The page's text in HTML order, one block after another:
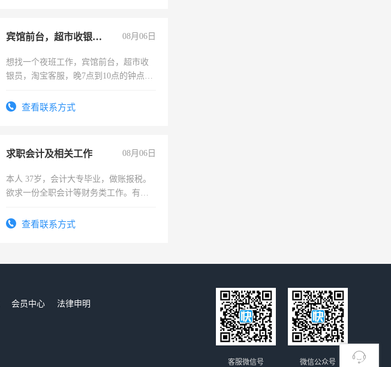
宾馆前台，超市收银员，淘宝客服 08月06日
想找一个夜班工作，宾馆前台，超市收
银员，淘宝客服，晚7点到10点的钟点
号同微信查看联系方式
求职会计及相关工作 08月06日
本人 37岁，会计大专毕业，做账报税。
欲求一份全职会计等财务类工作。有会
查看联系方式
会员中心
法律申明
微信公众号
客服微信号